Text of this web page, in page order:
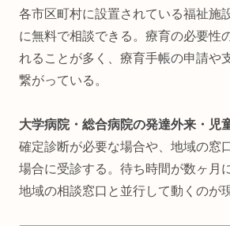
各市区町村に設置されている福祉施
に無料で相談できる。療育の必要性
れることが多く、療育手帳の申請や
繋がっている。
大学病院・総合病院の発達外来・児
確定診断が必要な場合や、地域の窓
場合に受診する。待ち時間が数ヶ月
地域の相談窓口と並行して動くのが